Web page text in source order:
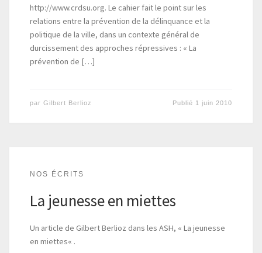
http://www.crdsu.org. Le cahier fait le point sur les
relations entre la prévention de la délinquance et la
politique de la ville, dans un contexte général de
durcissement des approches répressives : « La
prévention de […]
par Gilbert Berlioz Publié 1 juin 2010
NOS ÉCRITS
La jeunesse en miettes
Un article de Gilbert Berlioz dans les ASH, « La jeunesse
en miettes« .